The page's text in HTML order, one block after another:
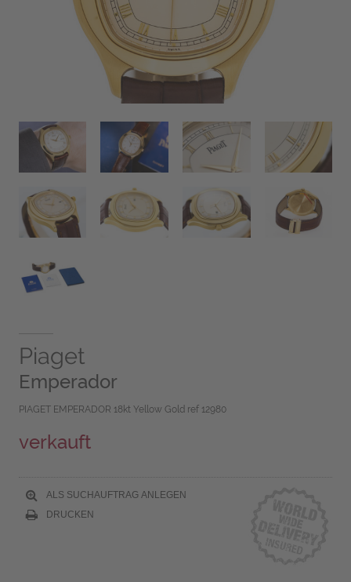
Piaget
Emperador
PIAGET EMPERADOR 18kt Yellow Gold ref 12980
verkauft
ALS SUCHAUFTRAG ANLEGEN
DRUCKEN